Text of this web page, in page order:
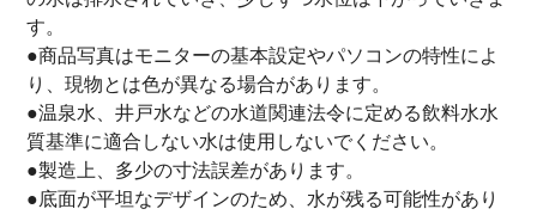
す。
●商品写真はモニターの基本設定やパソコンの特性によ
り、現物とは色が異なる場合があります。
●温泉水、井戸水などの水道関連法令に定める飲料水水
質基準に適合しない水は使用しないでください。
●製造上、多少の寸法誤差があります。
●底面が平坦なデザインのため、水が残る可能性があり